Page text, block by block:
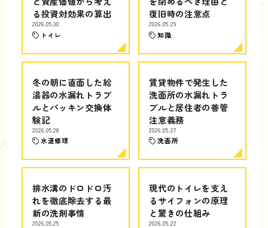
る投資対効果の算出
2026.05.30
トイレ
復旧時の注意点
2026.05.29
知識
冬の朝に直面した給
湯器の水漏れトラブ
ルとパッキン交換体
験記
2026.05.28
水道修理
賃貸物件で発生した
洗面所の水漏れトラ
ブルと居住者の善管
注意義務
2026.05.27
洗面所
排水溝のドロドロ汚
れを徹底除去する最
新の洗剤事情
2026.05.25
現代のトイレを支え
るサイフォンの原理
と驚きの仕組み
2026.05.22